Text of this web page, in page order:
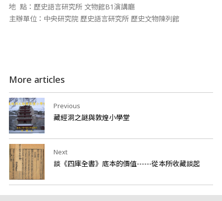
地 點：歷史語言研究所 文物館B1演講廳
主辦單位：中央研究院 歷史語言研究所 歷史文物陳列館
More articles
Previous
藏經洞之謎與敦煌小學堂
Next
談《四庫全書》底本的價值------從本所收藏談起